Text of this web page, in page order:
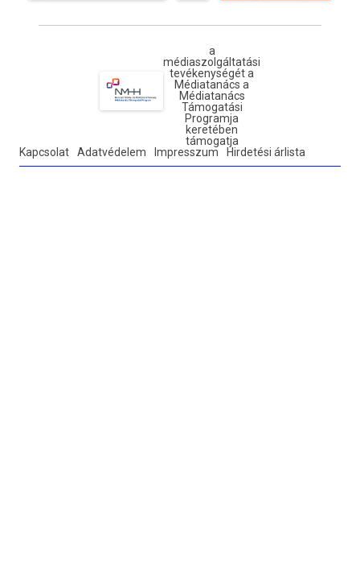
a
médiaszolgáltatási
tevékenységét a
Médiatanács a
Médiatanács
Támogatási
Programja
keretében
támogatja
Kapcsolat
Adatvédelem Impresszum Hirdetési árlista